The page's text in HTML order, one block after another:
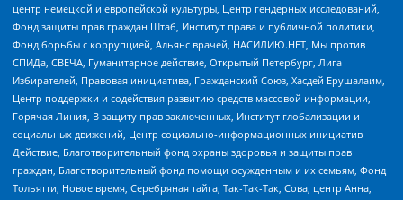
центр немецкой и европейской культуры, Центр гендерных исследований,
Фонд защиты прав граждан Штаб, Институт права и публичной политики,
Фонд борьбы с коррупцией, Альянс врачей, НАСИЛИЮ.НЕТ, Мы против
СПИДа, СВЕЧА, Гуманитарное действие, Открытый Петербург, Лига
Избирателей, Правовая инициатива, Гражданский Союз, Хасдей Ерушалаим,
Центр поддержки и содействия развитию средств массовой информации,
Горячая Линия, В защиту прав заключенных, Институт глобализации и
социальных движений, Центр социально-информационных инициатив
Действие, Благотворительный фонд охраны здоровья и защиты прав
граждан, Благотворительный фонд помощи осужденным и их семьям, Фонд
Тольятти, Новое время, Серебряная тайга, Так-Так-Так, Сова, центр Анна,